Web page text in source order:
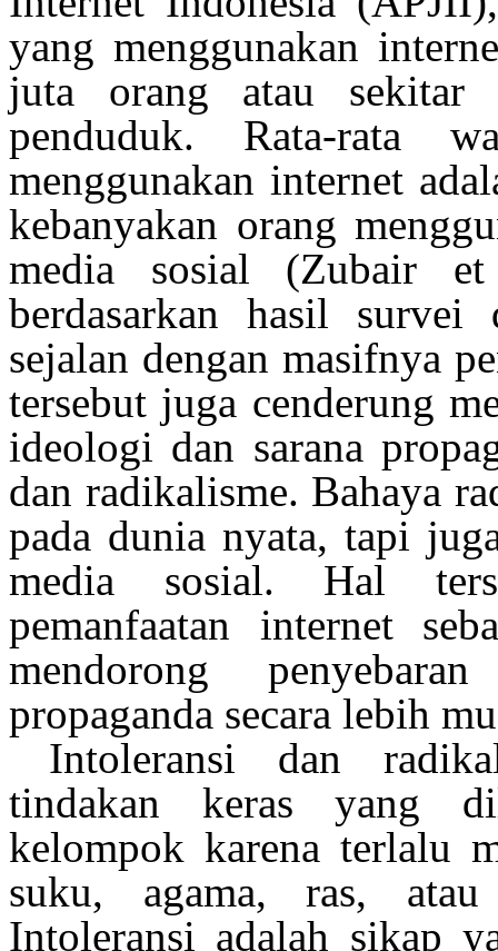
yangmenggunakan
juta orang atau sekitar
penduduk. Rata-rata
menggunakan internet
kebanyakan orang
media sosial
(Zubair
berdasarkan
hasil survei
sejalan dengan masifnya
tersebut juga cenderung
ideologi dan sarana
dan radikalisme. Bahaya
pada dunianyata,tapi
media sosial. Hal
pemanfaatan internet
mendorong
penyebaran
propaganda secara lebih
Intoleransi dan
tindakan
keras yang
kelompok karena terlalu
suku, agama,ras, atau
Intoleransi adalah sikap